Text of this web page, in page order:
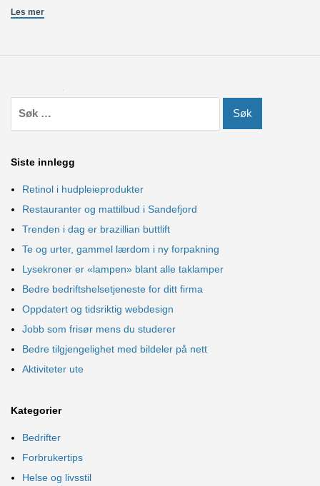
Les mer
Siste innlegg
Retinol i hudpleieprodukter
Restauranter og mattilbud i Sandefjord
Trenden i dag er brazillian buttlift
Te og urter, gammel lærdom i ny forpakning
Lysekroner er «lampen» blant alle taklamper
Bedre bedriftshelsetjeneste for ditt firma
Oppdatert og tidsriktig webdesign
Jobb som frisør mens du studerer
Bedre tilgjengelighet med bildeler på nett
Aktiviteter ute
Kategorier
Bedrifter
Forbrukertips
Helse og livsstil